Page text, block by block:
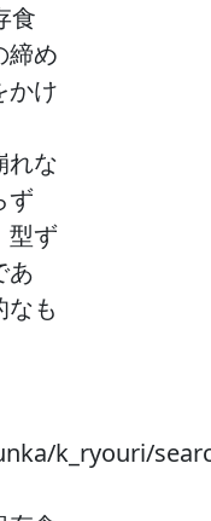
食
締め
かけ
れな
ず
型ず
あ
なも
k_ryouri/